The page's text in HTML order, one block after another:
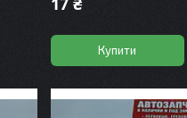
Купити